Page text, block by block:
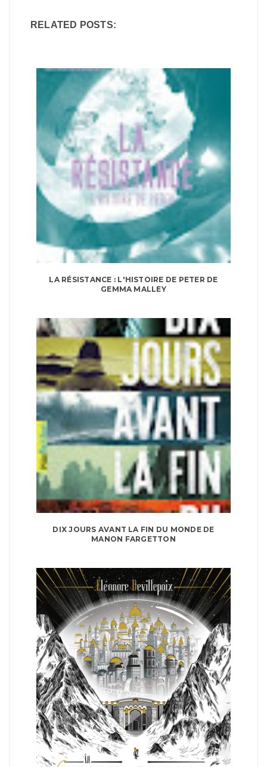
RELATED POSTS:
LA RÉSISTANCE : L'HISTOIRE DE PETER DE
GEMMA MALLEY
DIX JOURS AVANT LA FIN DU MONDE DE
MANON FARGETTON